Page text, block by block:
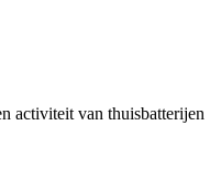
activiteit van thuisbatterijen